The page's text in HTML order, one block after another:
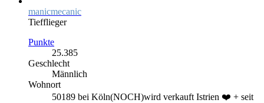
manicmecanic
Tiefflieger
Punkte
25.385
Geschlecht
Männlich
Wohnort
50189 bei Köln(NOCH)wird verkauft Istrien ❤️ + seit